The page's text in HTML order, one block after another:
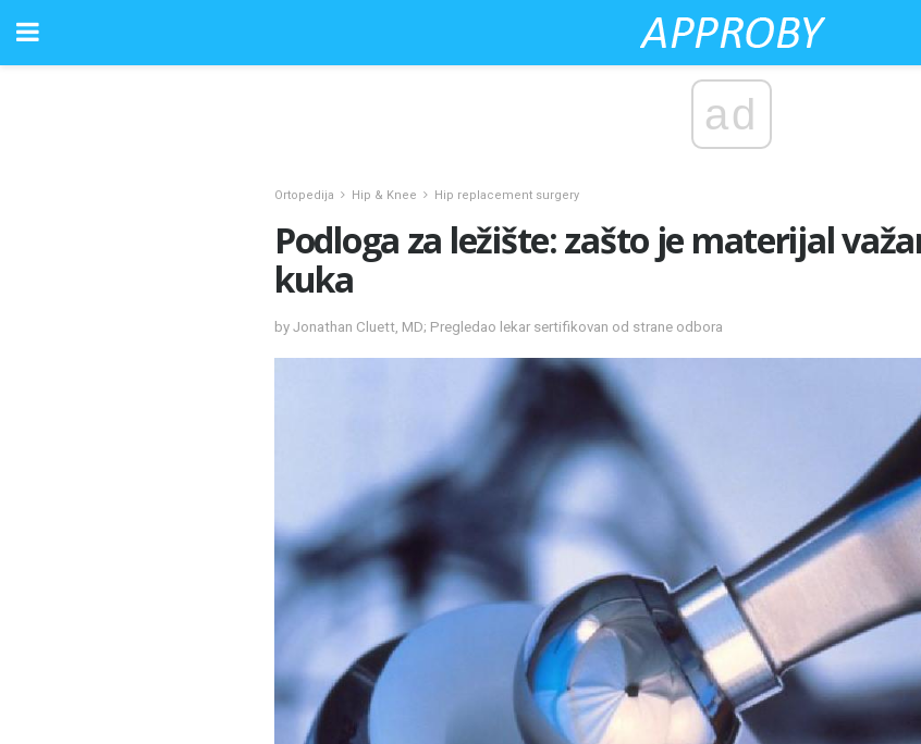
ad
Ortopedija Hip & Knee Hip replacement surgery
Podloga za ležište: zašto je materijal
kuka
by Jonathan Cluett, MD; Pregledao lekar sertifikovan od strane odbora